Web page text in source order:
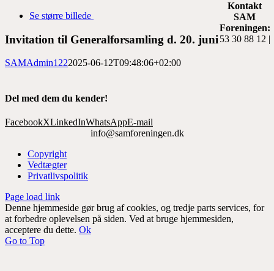
Se større billede
Invitation til Generalforsamling d. 20. juni
SAMAdmin1222025-06-12T09:48:06+02:00
Del med dem du kender!
FacebookXLinkedInWhatsAppE-mail
Kontakt
SAM
Foreningen:
53 30 88 12 |
info@samforeningen.dk
Copyright
Vedtægter
Privatlivspolitik
Page load link
Denne hjemmeside gør brug af cookies, og tredje parts services, for
at forbedre oplevelsen på siden. Ved at bruge hjemmesiden,
acceptere du dette. Ok
Go to Top